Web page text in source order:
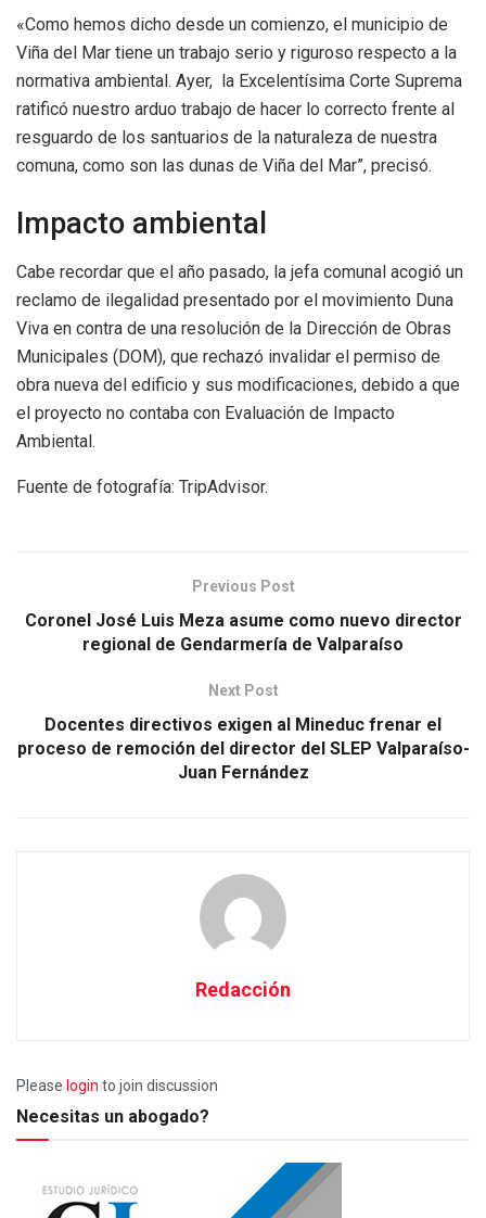
«Como hemos dicho desde un comienzo, el municipio de
Viña del Mar tiene un trabajo serio y riguroso respecto a la
normativa ambiental. Ayer, la Excelentísima Corte Suprema
ratificó nuestro arduo trabajo de hacer lo correcto frente al
resguardo de los santuarios de la naturaleza de nuestra
comuna, como son las dunas de Viña del Mar”, precisó.
Impacto ambiental
Cabe recordar que el año pasado, la jefa comunal acogió un
reclamo de ilegalidad presentado por el movimiento Duna
Viva en contra de una resolución de la Dirección de Obras
Municipales (DOM), que rechazó invalidar el permiso de
obra nueva del edificio y sus modificaciones, debido a que
el proyecto no contaba con Evaluación de Impacto
Ambiental.
Fuente de fotografía: TripAdvisor.
Previous Post
Coronel José Luis Meza asume como nuevo director
regional de Gendarmería de Valparaíso
Next Post
Docentes directivos exigen al Mineduc frenar el
proceso de remoción del director del SLEP Valparaíso-
Juan Fernández
Redacción
Please login to join discussion
Necesitas un abogado?